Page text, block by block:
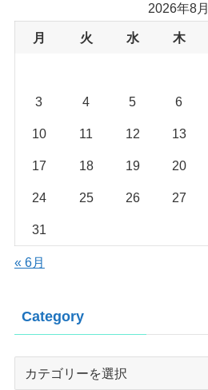
2026年8月
月 火 水 木
3 4 5 6
10 11 12 13
17 18 19 20
24 25 26 27
31
« 6月
Category
Category